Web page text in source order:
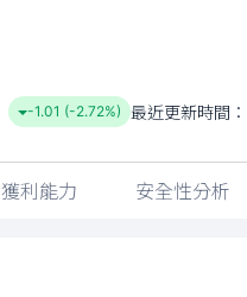
-1.01 (-2.72%) 最近更新時間：
獲利能力 安全性分析